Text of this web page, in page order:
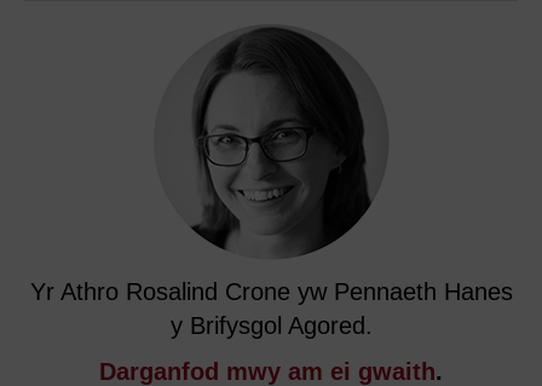
Yr Athro Rosalind Crone yw Pennaeth Hanes
y Brifysgol Agored.
Darganfod mwy am ei gwaith.